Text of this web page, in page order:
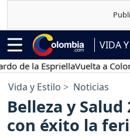
VIDA
la EspriellaVuelta a Colombia
Vida y Estilo Noticias
Belleza y
con éxito la